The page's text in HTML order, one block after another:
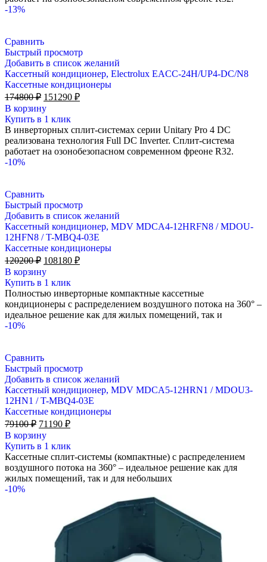
-13%
Сравнить
Быстрый просмотр
Добавить в список желаний
Кассетный кондиционер, Electrolux EACC-24H/UP4-DC/N8
Кассетные кондиционеры
174800₽ Первоначальная
цена
составляла
174800 ₽.
151290 ₽Текущая
В корзину
Купить в 1 клик
В инверторных сплит-системах серии Unitary Pro 4 DC
реализована технология Full DC Inverter. Сплит-система
работает на озонобезопасном современном фреоне R32.
-10%
Сравнить
Быстрый просмотр
Добавить в список желаний
Кассетный кондиционер, MDV MDCA4-12HRFN8 / MDOU-
12HFN8 / T-MBQ4-03E
Кассетные кондиционеры
120200₽ Первоначальная
цена
составляла
120200 ₽.
108180 ₽Текущая
В корзину
Купить в 1 клик
Полностью инверторные компактные кассетные
кондиционеры с распределением воздушного потока на 360° –
идеальное решение как для жилых помещений, так и
-10%
Сравнить
Быстрый просмотр
Добавить в список желаний
Кассетный кондиционер, MDV MDCA5-12HRN1 / MDOU3-
12HN1 / T-MBQ4-03E
Кассетные кондиционеры
79100₽ Первоначальная
цена
составляла
79100 ₽.
71190 ₽Текущая
71190 ₽.
В корзину
Купить в 1 клик
Кассетные сплит-системы (компактные) с распределением
воздушного потока на 360° – идеальное решение как для
жилых помещений, так и для небольших
-10%